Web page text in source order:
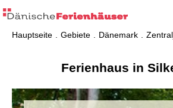
Hauptseite Gebiete Dänemark
Ferienhaus in